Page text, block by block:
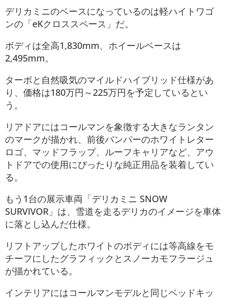
デリカミニのベースになっているのは軽ハイトワゴ
ンの「eKクロススペース」だ。
ボディは全高1,830mm、ホイールベースは
2,495mm。
ターボと自然吸気のマイルドハイブリッド仕様があ
り、価格は180万円～225万円を予定しているとい
う。
リアドアにはコールマンを象徴する大きなランタン
のマークが描かれ、前後バンパーのホワイトレター
ロゴ、マッドフラップ、ルーフキャリアなど、アウ
トドアでの使用にぴったりな純正用品を装着してい
る。
もう1台の展示車両「デリカミニ SNOW
SURVIVOR」は、雪道を走るデリカのイメージを車体
に落とし込んだ仕様。
リフトアップしたホワイトのボディには等高線をモ
チーフにしたグラフィックとスノーカモフラージュ
が描かれている。
インテリアにはコールマンモデルと同じベッドキッ